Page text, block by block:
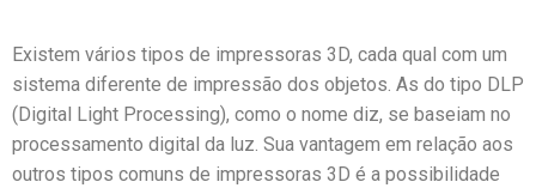
Existem vários tipos de impressoras 3D, cada qual com um
sistema diferente de impressão dos objetos. As do tipo DLP
(Digital Light Processing), como o nome diz, se baseiam no
processamento digital da luz. Sua vantagem em relação aos
outros tipos comuns de impressoras 3D é a possibilidade